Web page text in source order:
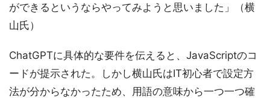
ができるというならやってみようと思いました」（横
山氏）
ChatGPTに具体的な要件を伝えると、JavaScriptのコ
ードが提示された。しかし横山氏はIT初心者で設定方
法が分からなかったため、用語の意味から一つ一つ確